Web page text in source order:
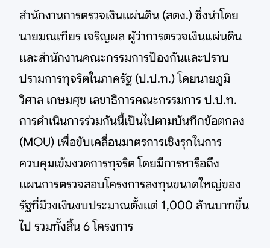
สำนักงานการตรวจเงินแผ่นดิน (สตง.) ซึ่งนำโดย
นายมณเฑียร เจริญผล ผู้ว่าการตรวจเงินแผ่นดิน
และสำนักงานคณะกรรมการป้องกันและปราบ
ปรามการทุจริตในภาครัฐ (ป.ป.ท.) โดยนายภูมิ
วิศาล เกษมศุข เลขาธิการคณะกรรมการ ป.ป.ท.
การดำเนินการร่วมกันนี้เป็นไปตามบันทึกข้อตกลง
(MOU) เพื่อขับเคลื่อนมาตรการเชิงรุกในการ
ควบคุมเข้มงวดการทุจริต โดยมีการหารือถึง
แผนการตรวจสอบโครงการลงทุนขนาดใหญ่ของ
รัฐที่มีวงเงินงบประมาณตั้งแต่ 1,000 ล้านบาทขึ้น
ไป รวมทั้งสิ้น 6 โครงการ